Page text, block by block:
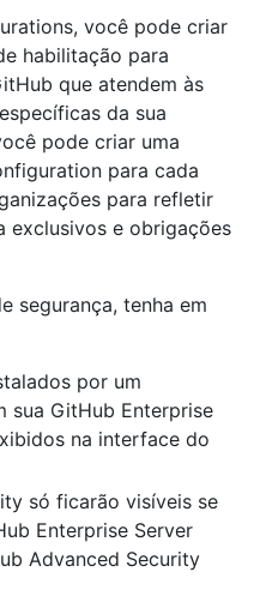
você pode criar
habilitação para
que atendem às
da sua
pode criar uma
para cada
para refletir
exclusivos e obrigações
segurança, tenha em
por um
sua GitHub Enterprise
na interface do
só ficarão visíveis se
Enterprise Server
Advanced Security